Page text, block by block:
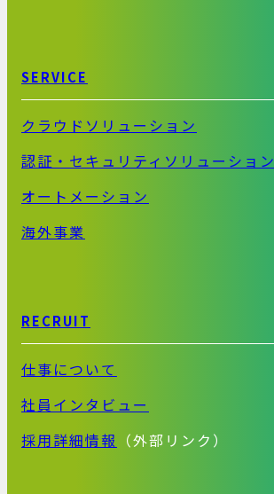
SERVICE
クラウドソリューション
認証・セキュリティソリューション
オートメーション
海外事業
RECRUIT
仕事について
社員インタビュー
採用詳細情報 （外部リンク）